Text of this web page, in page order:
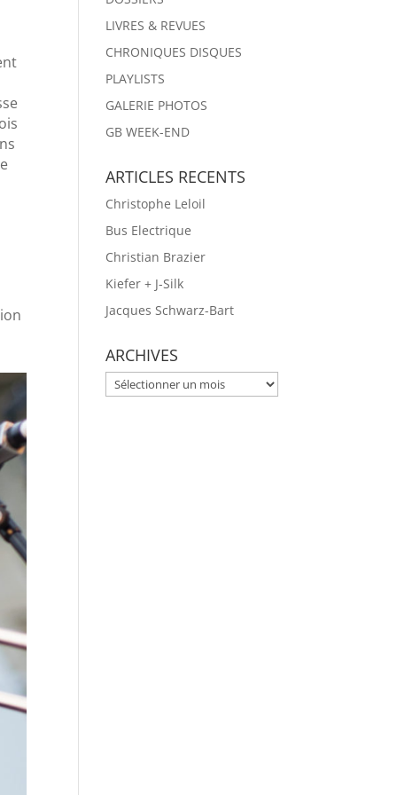
LIVRES & REVUES
CHRONIQUES DISQUES
PLAYLISTS
GALERIE PHOTOS
GB WEEK-END
ARTICLES RECENTS
Christophe Leloil
Bus Electrique
Christian Brazier
Kiefer + J-Silk
Jacques Schwarz-Bart
ARCHIVES
ARCHIVES